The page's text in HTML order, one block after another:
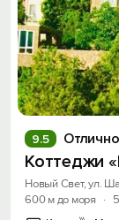
Отлично
9.5
Коттеджи
Новый Свет, ул.
600 м до моря
·